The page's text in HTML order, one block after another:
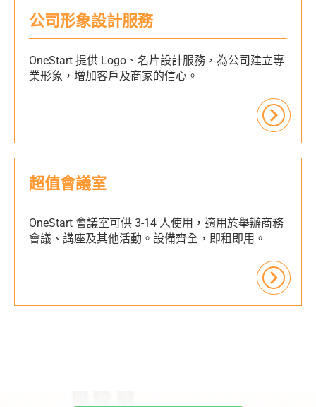
公司形象設計服務
OneStart 提供 Logo、名片設計服務，為公司建立專
業形象，增加客戶及商家的信心。
超值會議室
OneStart 會議室可供 3-14 人使用，適用於舉辦商務
會議、講座及其他活動。設備齊全，即租即用。